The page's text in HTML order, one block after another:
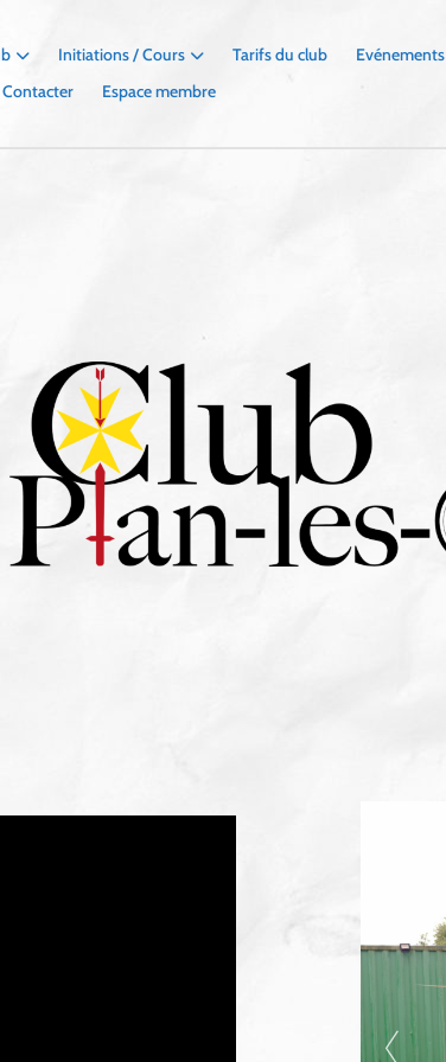
Initiations / Cours Tarifs du club Evénements
Espace membre